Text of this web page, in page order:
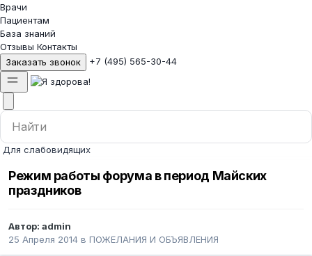
Врачи
Пациентам
База знаний
Отзывы Контакты
Заказать звонок
+7 (495) 565-30-44
Для слабовидящих
Режим работы форума в период Майских
праздников
Автор: admin
25 Апреля 2014 в ПОЖЕЛАНИЯ И ОБЪЯВЛЕНИЯ